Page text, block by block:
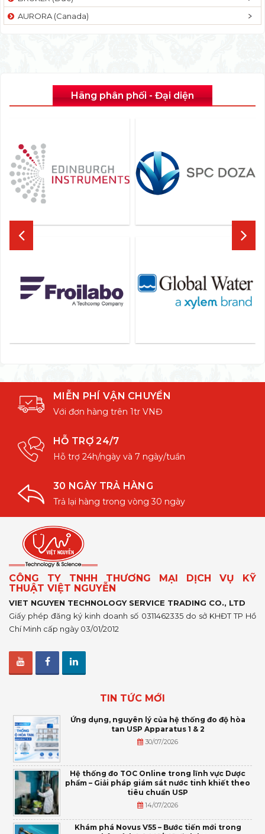
AURORA (Canada)
Hãng phân phối - Đại diện
MIỄN PHÍ VẬN CHUYỂN
Với đơn hàng trên 1tr VNĐ
HỖ TRỢ 24/7
Hỗ trợ 24h/ngày và 7 ngày/tuần
30 NGÀY TRẢ HÀNG
Trả lại hàng trong vòng 30 ngày
CÔNG TY TNHH THƯƠNG MẠI DỊCH VỤ KỸ
THUẬT VIỆT NGUYỄN
VIET NGUYEN TECHNOLOGY SERVICE TRADING CO., LTD
Giấy phép đăng ký kinh doanh số 0311462335 do sở KHĐT TP Hồ
Chí Minh cấp ngày 03/01/2012
TIN TỨC MỚI
Ứng dụng, nguyên lý của hệ thống đo độ hòa
tan USP Apparatus 1 & 2
30/07/2026
Hệ thống đo TOC Online trong lĩnh vực Dược
phẩm – Giải pháp giám sát nước tinh khiết theo
tiêu chuẩn USP
14/07/2026
Khám phá Novus V55 – Bước tiến mới trong